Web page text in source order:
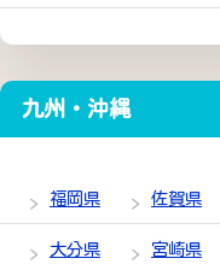
九州・沖縄
福岡県 佐賀県
大分県 宮崎県